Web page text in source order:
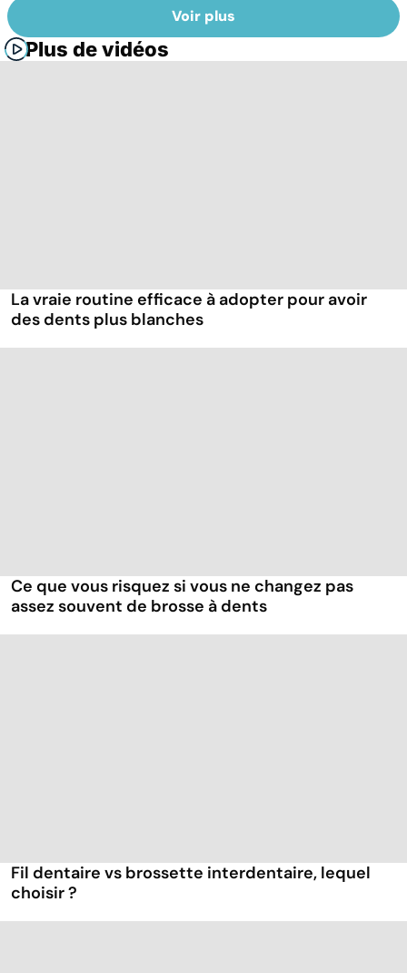
Voir plus
Plus de vidéos
La vraie routine efficace à adopter pour avoir
des dents plus blanches
Ce que vous risquez si vous ne changez pas
assez souvent de brosse à dents
Fil dentaire vs brossette interdentaire, lequel
choisir ?